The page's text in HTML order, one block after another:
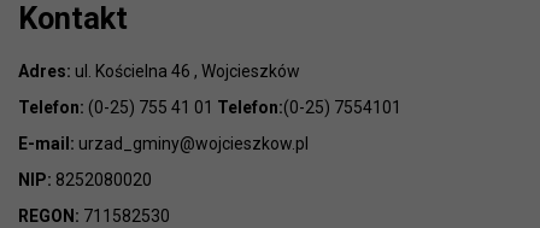
Kontakt
Adres: ul. Kościelna 46 , Wojcieszków
Telefon: (0-25) 755 41 01 Telefon:(0-25) 7554101
E-mail: urzad_gminy@wojcieszkow.pl
NIP: 8252080020
REGON: 711582530